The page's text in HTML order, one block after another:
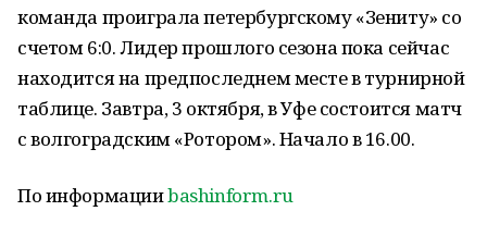
команда проиграла петербургскому «Зениту» со
счетом 6:0. Лидер прошлого сезона пока сейчас
находится на предпоследнем месте в турнирной
таблице. Завтра, 3 октября, в Уфе состоится матч
с волгоградским «Ротором». Начало в 16.00.
По информацииbashinform.ru